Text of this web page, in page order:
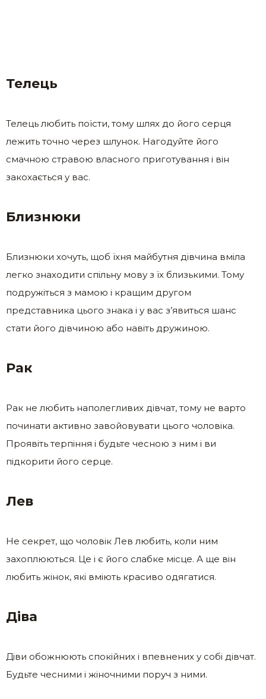
Телець
Телець любить поїсти, тому шлях до його серця
лежить точно через шлунок. Нагодуйте його
смачною стравою власного приготування і він
закохається у вас.
Близнюки
Близнюки хочуть, щоб їхня майбутня дівчина вміла
легко знаходити спільну мову з їх близькими. Тому
подружіться з мамою і кращим другом
представника цього знака і у вас з’явиться шанс
стати його дівчиною або навіть дружиною.
Рак
Рак не любить наполегливих дівчат, тому не варто
починати активно завойовувати цього чоловіка.
Проявіть терпіння і будьте чесною з ним і ви
підкорити його серце.
Лев
Не секрет, що чоловік Лев любить, коли ним
захоплюються. Це і є його слабке місце. А ще він
любить жінок, які вміють красиво одягатися.
Діва
Діви обожнюють спокійних і впевнених у собі дівчат.
Будьте чесними і жіночними поруч з ними.